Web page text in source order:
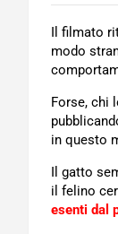
Il filmato
modo
Forse, chi
in questo
Il gatto
il felino
esenti dal